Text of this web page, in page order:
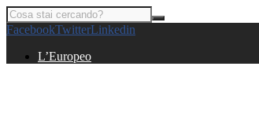
FacebookTwitterLinkedin
L’Europeo